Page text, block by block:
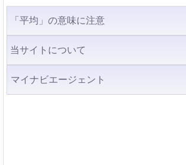
「平均」の意味に注意
当サイトについて
マイナビエージェント